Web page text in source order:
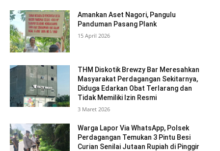
Amankan Aset Nagori, Pangulu
Panduman Pasang Plank
15 April 2026
THM Diskotik Brewzy Bar Meresahkan
Masyarakat Perdagangan Sekitarnya,
Diduga Edarkan Obat Terlarang dan
Tidak Memiliki Izin Resmi
3 Maret 2026
Warga Lapor Via WhatsApp, Polsek
Perdagangan Temukan 3 Pintu Besi
Curian Senilai Jutaan Rupiah di Pinggir